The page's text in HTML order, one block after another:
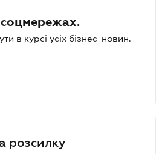
в курсі усіх бізнес-новин.
розсилку